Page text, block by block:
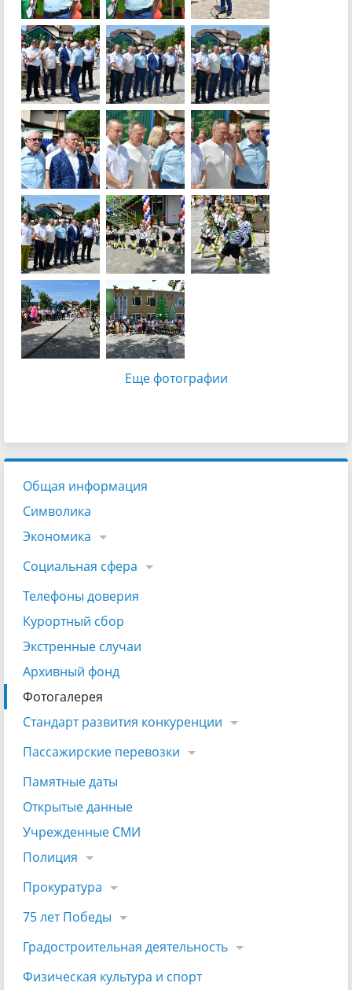
Еще фотографии
Общая информация
Символика
Экономика
Социальная сфера
Телефоны доверия
Курортный сбор
Экстренные случаи
Архивный фонд
Фотогалерея
Стандарт развития конкуренции
Пассажирские перевозки
Памятные даты
Открытые данные
Учрежденные СМИ
Полиция
Прокуратура
75 лет Победы
Градостроительная деятельность
Физическая культура и спорт